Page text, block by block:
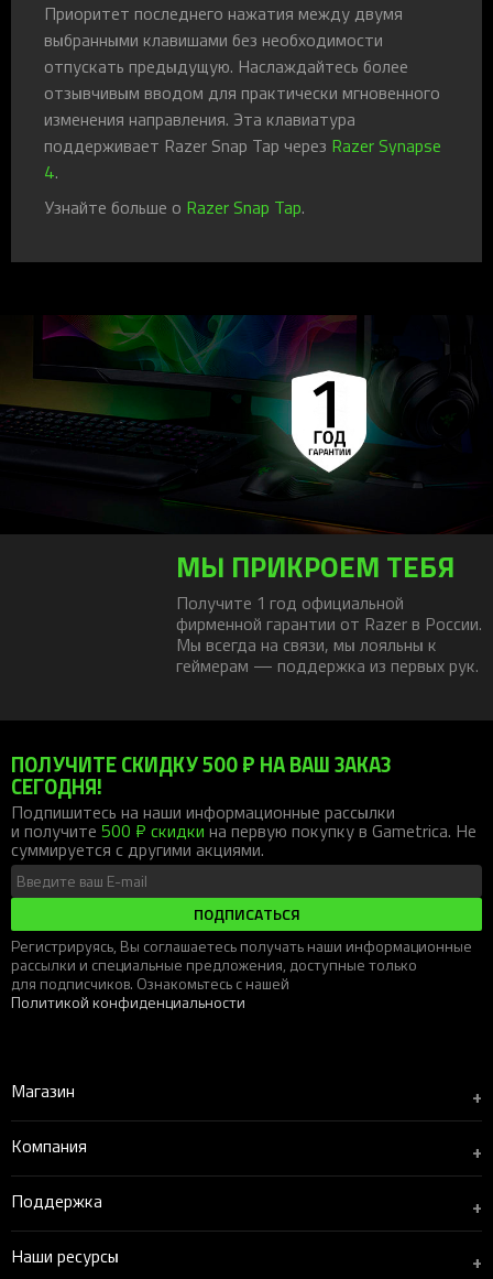
Приоритет последнего нажатия между двумя
выбранными клавишами без необходимости
отпускать предыдущую. Наслаждайтесь более
отзывчивым вводом для практически мгновенного
изменения направления. Эта клавиатура
поддерживает Razer Snap Tap через Razer Synapse
4.
Узнайте больше о Razer Snap Tap.
МЫ ПРИКРОЕМ ТЕБЯ
Получите 1 год официальной
фирменной гарантии от Razer в России.
Мы всегда на связи, мы лояльны к
геймерам — поддержка из первых рук.
ПОЛУЧИТЕ СКИДКУ 500 ₽ НА ВАШ ЗАКАЗ
СЕГОДНЯ!
Подпишитесь на наши информационные рассылки
и получите 500 ₽ скидкина первую покупку в Gametrica. Не
суммируется с другими акциями.
ПОДПИСАТЬСЯ
Регистрируясь, Вы соглашаетесь получать наши информационные
рассылки и специальные предложения, доступные только
для подписчиков. Ознакомьтесь с нашей
Политикой конфиденциальности
Магазин +
Компания +
Поддержка +
Наши ресурсы +